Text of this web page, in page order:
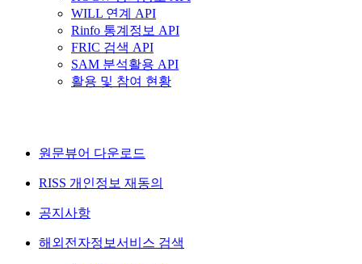
WILL 연계 API
Rinfo 통계정보 API
FRIC 검색 API
SAM 분석활용 API
활용 및 참여 현황
원문뷰어 다운로드
RISS 개인정보 재동의
공지사항
해외전자정보서비스 검색